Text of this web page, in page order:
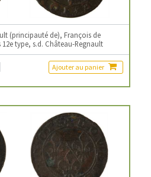
(principauté de), François de
type, s.d. Château-Regnault
Ajouter au panier